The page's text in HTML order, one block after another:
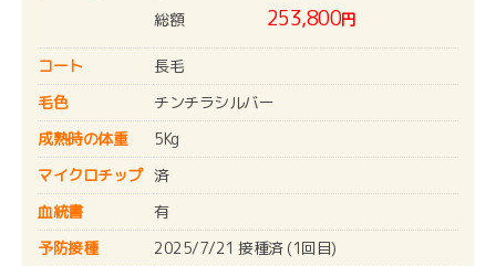
総額 253,800円
コート
長毛
毛色
チンチラシルバー
成熟時の体重
5Kg
マイクロチップ 済
血統書
有
予防接種
2025/7/21 接種済 (1回目)